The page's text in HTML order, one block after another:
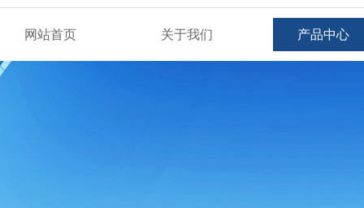
网站首页 关于我们 产品中心